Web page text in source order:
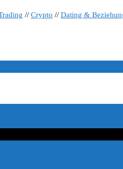
// Crypto // Dating &